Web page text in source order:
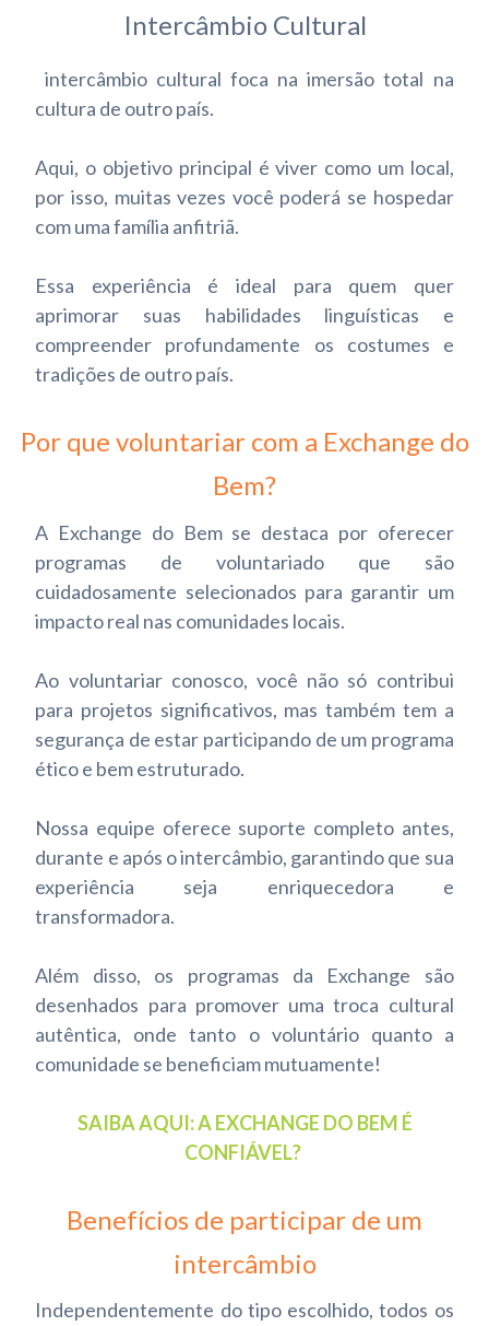
Intercâmbio Cultural
intercâmbio cultural foca na imersão total na
cultura de outro país.
Aqui, o objetivo principal é viver como um local,
por isso, muitas vezes você poderá se hospedar
com uma família anfitriã.
Essa experiência é ideal para quem quer
aprimorar suas habilidades linguísticas e
compreender profundamente os costumes e
tradições de outro país.
Por que voluntariar com a Exchange do
Bem?
A Exchange do Bem se destaca por oferecer
programas de voluntariado que são
cuidadosamente selecionados para garantir um
impacto real nas comunidades locais.
Ao voluntariar conosco, você não só contribui
para projetos significativos, mas também tem a
segurança de estar participando de um programa
ético e bem estruturado.
Nossa equipe oferece suporte completo antes,
durante e após o intercâmbio, garantindo que sua
experiência seja enriquecedora e
transformadora.
Além disso, os programas da Exchange são
desenhados para promover uma troca cultural
autêntica, onde tanto o voluntário quanto a
comunidade se beneficiam mutuamente!
SAIBA AQUI: A EXCHANGE DO BEM É
CONFIÁVEL?
Benefícios de participar de um
intercâmbio
Independentemente do tipo escolhido, todos os